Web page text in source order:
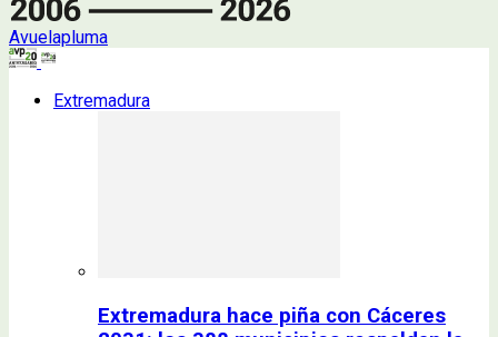
Avuelapluma
Extremadura
Extremadura hace piña con Cáceres